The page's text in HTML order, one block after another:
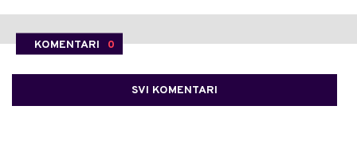
KOMENTARI 0
SVI KOMENTARI